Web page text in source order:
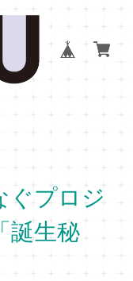
ぐプロジ
誕生秘